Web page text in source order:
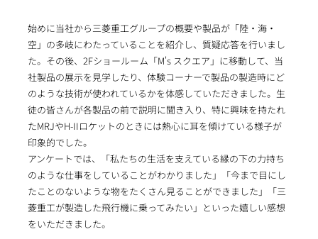
始めに当社から三菱重工グループの概要や製品が「陸・海・
空」の多岐にわたっていることを紹介し、質疑応答を行いまし
た。その後、2Fショールーム「M's スクエア」に移動して、当
社製品の展示を見学したり、体験コーナーで製品の製造時にど
のような技術が使われているかを体感していただきました。生
徒の皆さんが各製品の前で説明に聞き入り、特に興味を持たれ
たMRJやH-IIロケットのときには熱心に耳を傾けている様子が
印象的でした。
アンケートでは、「私たちの生活を支えている縁の下の力持ち
のような仕事をしていることがわかりました」「今まで目にし
たことのないような物をたくさん見ることができました」「三
菱重工が製造した飛行機に乗ってみたい」といった嬉しい感想
をいただきました。